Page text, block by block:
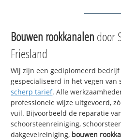
Bouwen rookkanalen door
Friesland
Wij zijn een gediplomeerd
gespecialiseerd in het vegen van
scherp tarief. Alle
professionele wijze uitgevoerd,
vuil. Bijvoorbeeld de reparatie
schoorsteenreiniging,
dakgevelreiniging, bouwen